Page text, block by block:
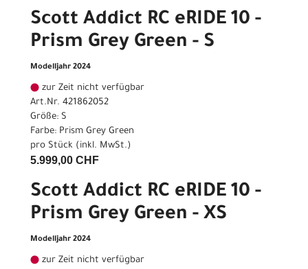
Scott Addict RC eRIDE 10 -
Prism Grey Green - S
Modelljahr 2024
zur Zeit nicht verfügbar
Art.Nr. 421862052
Größe: S
Farbe: Prism Grey Green
pro Stück (inkl. MwSt.)
5.999,00 CHF
Scott Addict RC eRIDE 10 -
Prism Grey Green - XS
Modelljahr 2024
zur Zeit nicht verfügbar